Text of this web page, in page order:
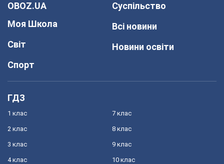
OBOZ.UA
Моя Школа
Світ
Спорт
Суспільство
Всі новини
Новини освіти
ГДЗ
1 клас
2 клас
3 клас
4 клас
7 клас
8 клас
9 клас
10 клас